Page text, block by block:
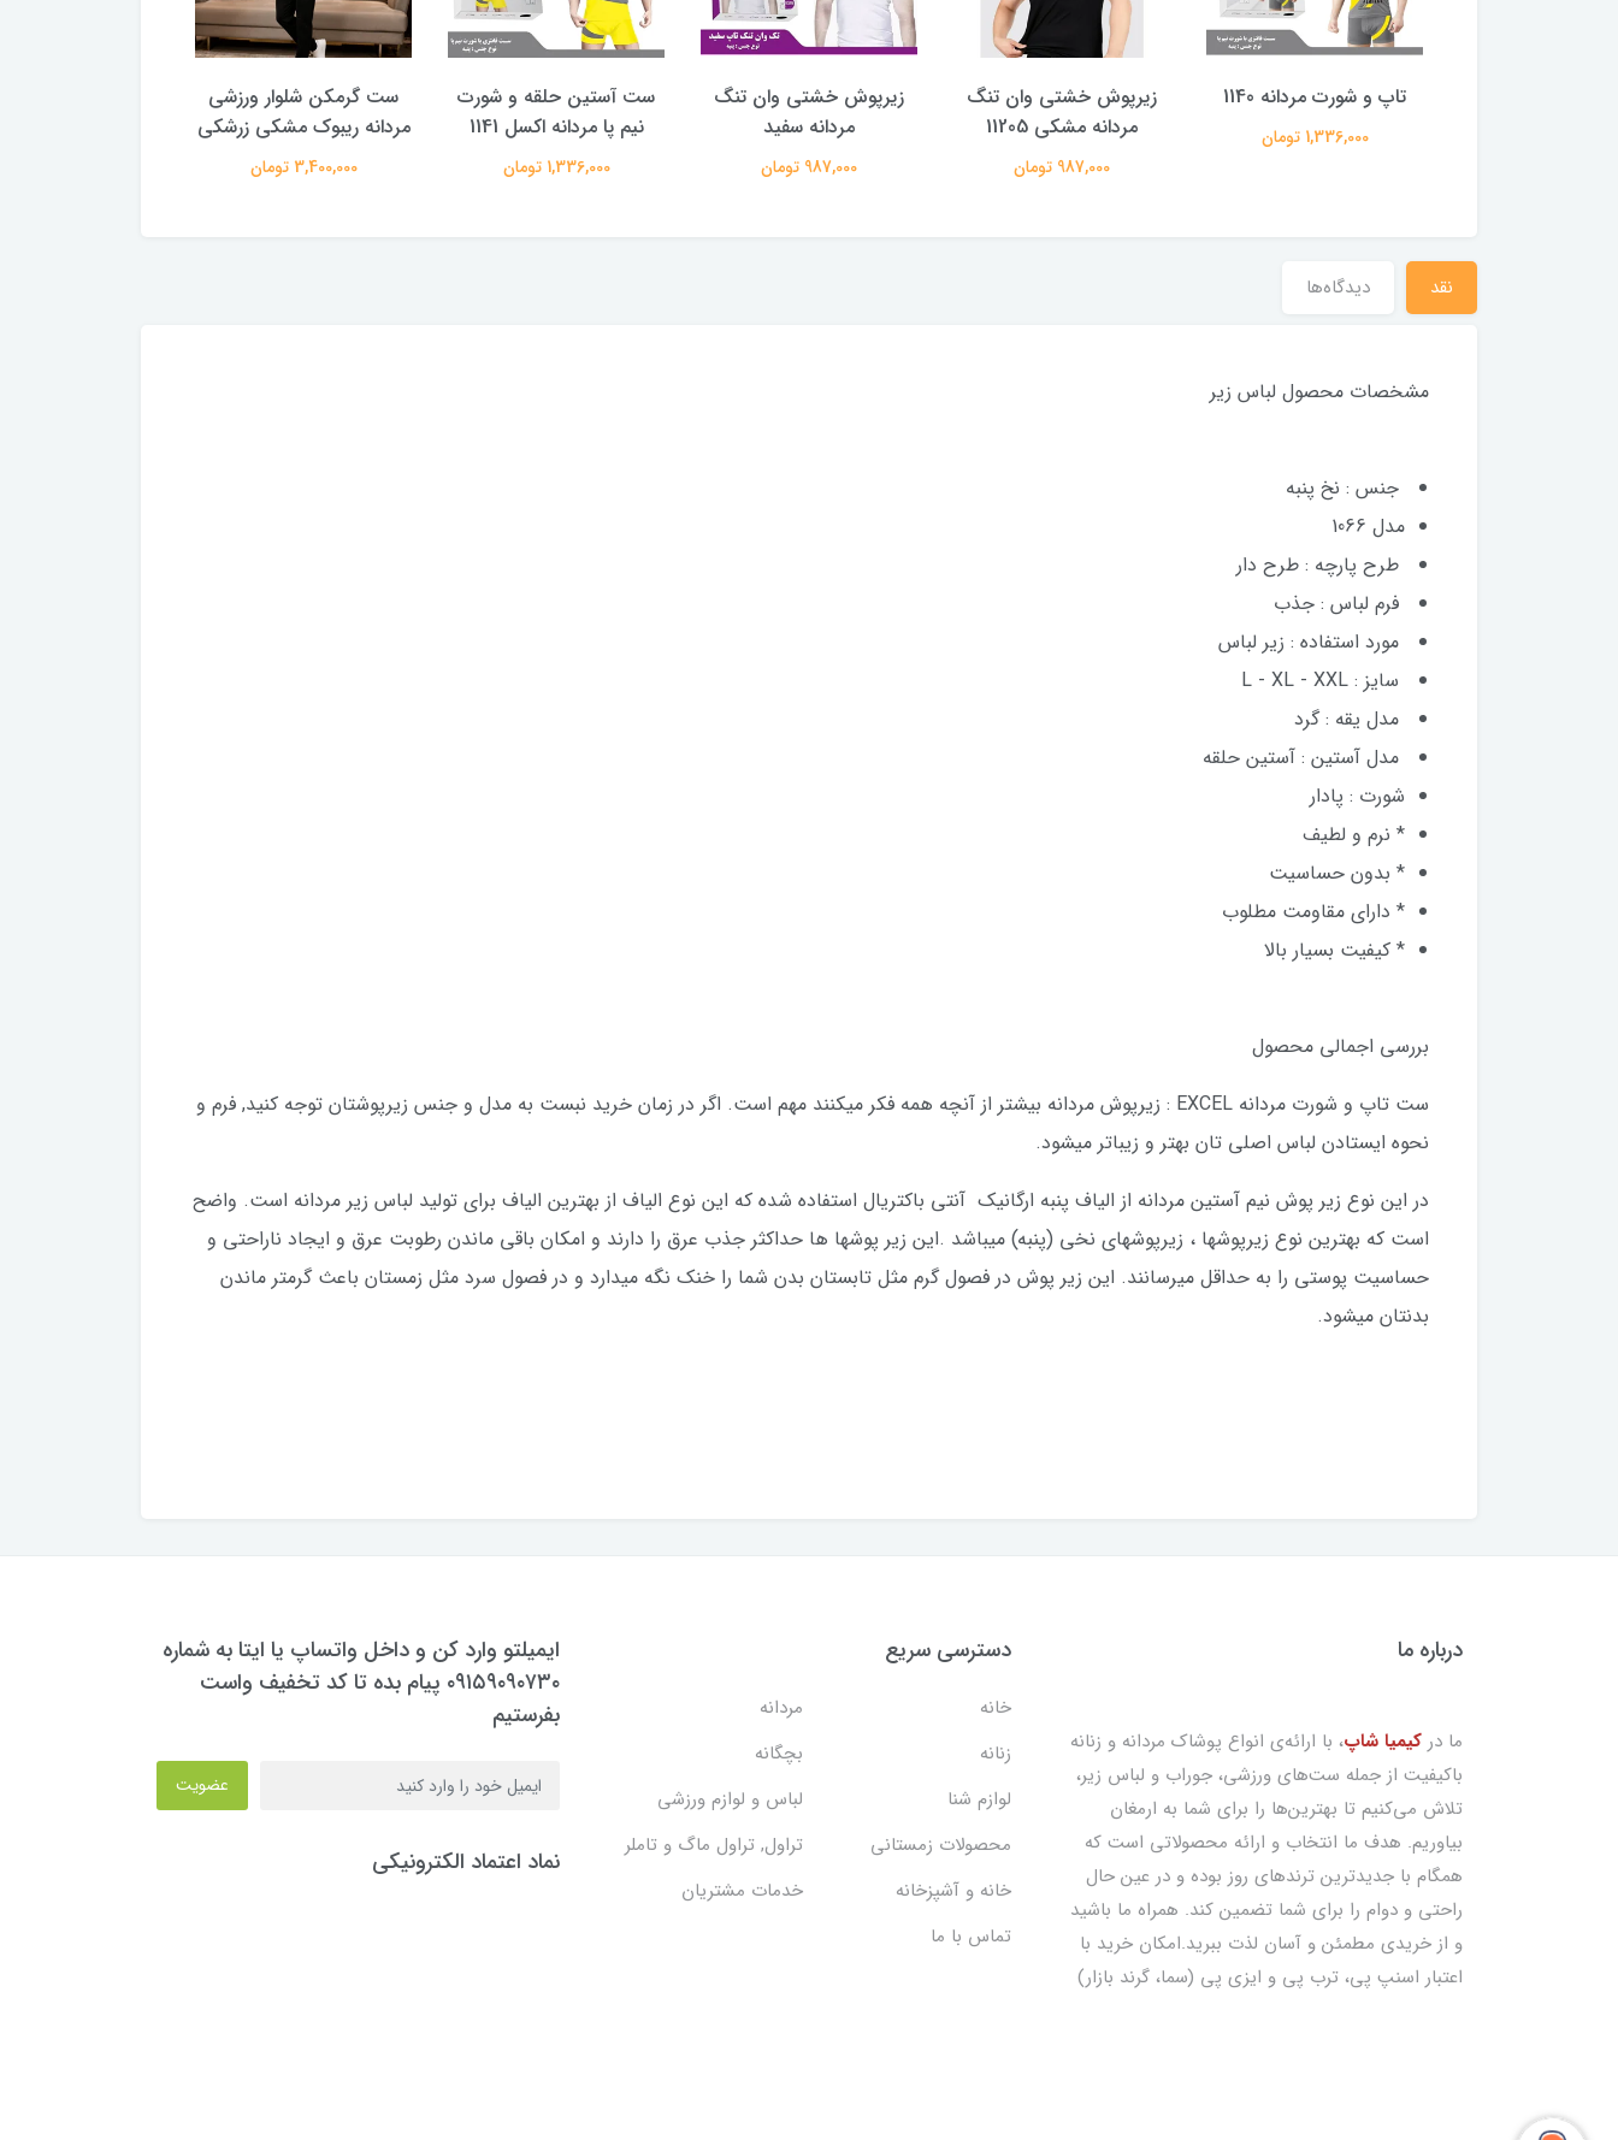
تاپ و شورت مردانه 1140
1,336,000 تومان
زیرپوش خشتی وان تنگ
مردانه مشکی 11205
987,000 تومان
زیرپوش خشتی وان تنگ
مردانه سفید
987,000 تومان
ست آستین حلقه و شورت
نیم پا مردانه اکسل 1141
1,336,000 تومان
ست گرمکن شلوار ورزشی
مردانه ریبوک مشکی زرشکی
3,400,000 تومان
نقد دیدگاه‌ها
مشخصات محصول لباس زیر
جنس : نخ پنبه
مدل 1066
طرح پارچه : طرح دار
فرم لباس : جذب
مورد استفاده : زیر لباس
سایز : L - XL - XXL
مدل یقه : گرد
مدل آستین : آستین حلقه
شورت : پادار
* نرم و لطیف
* بدون حساسیت
* دارای مقاومت مطلوب
* کیفیت بسیار بالا
بررسی اجمالی محصول
ست تاپ و شورت مردانه EXCEL : زیرپوش مردانه بیشتر از آنچه همه فکر میکنند مهم است. اگر در زمان خرید نبست به مدل و جنس زیرپوشتان توجه کنید, فرم و
نحوه ایستادن لباس اصلی تان بهتر و زیباتر میشود.
در این نوع زیر پوش نیم آستین مردانه از الیاف پنبه ارگانیک آنتی باکتریال استفاده شده که این نوع الیاف از بهترین الیاف برای تولید لباس زیر مردانه است. واضح
است که بهترین نوع زیرپوشها ، زیرپوشهای نخی (پنبه) میباشد .این زیر پوشها ها حداکثر جذب عرق را دارند و امکان باقی ماندن رطوبت عرق و ایجاد ناراحتی و
حساسیت پوستی را به حداقل میرسانند. این زیر پوش در فصول گرم مثل تابستان بدن شما را خنک نگه میدارد و در فصول سرد مثل زمستان باعث گرمتر ماندن
بدنتان میشود.
درباره ما
ما درکیمیا شاپ، با ارائه‌ی انواع پوشاک مردانه و زنانه
باکیفیت از جمله ست‌های ورزشی، جوراب و لباس زیر،
تلاش می‌کنیم تا بهترین‌ها را برای شما به ارمغان
بیاوریم. هدف ما انتخاب و ارائه محصولاتی است که
همگام با جدیدترین ترندهای روز بوده و در عین حال
راحتی و دوام را برای شما تضمین کند. همراه ما باشید
و از خریدی مطمئن و آسان لذت ببرید.امکان خرید با
اعتبار اسنپ پی، ترب پی و ایزی پی (سما، گرند بازار)
دسترسی سریع
خانه
مردانه
زنانه
بچگانه
لوازم شنا
لباس و لوازم ورزشی
محصولات زمستانی
تراول, تراول ماگ و تاملر
خانه و آشپزخانه
خدمات مشتریان
تماس با ما
ایمیلتو وارد کن و داخل واتساپ یا ایتا به شماره
۰۹۱۵۹۰۹۰۷۳۰ پیام بده تا کد تخفیف واست
بفرستیم
عضویت
نماد اعتماد الکترونیکی